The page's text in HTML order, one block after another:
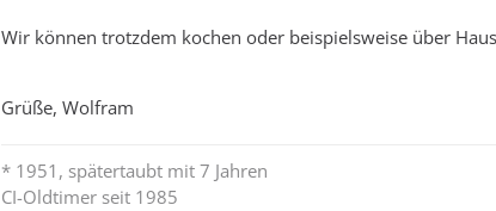
Wir können trotzdem kochen oder beispielsweise über
Grüße, Wolfram
* 1951, spätertaubt mit 7 Jahren
CI-Oldtimer seit 1985